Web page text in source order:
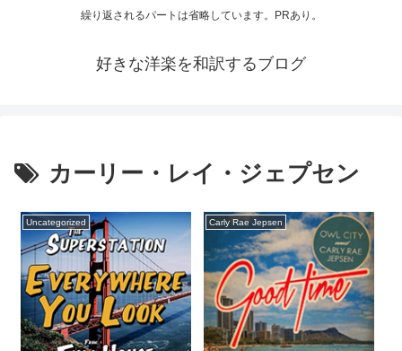
繰り返されるパートは省略しています。PRあり。
好きな洋楽を和訳するブログ
カーリー・レイ・ジェプセン
Uncategorized Carly Rae Jepsen